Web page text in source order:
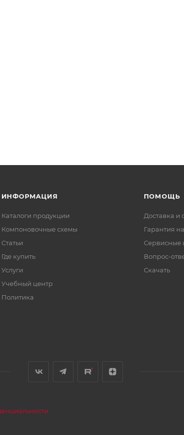
ИНФОРМАЦИЯ
Каталоги продукции
Компоновочные схемы
Статьи
Где купить
Услуги
Учебный центр
Политика
ПОМОЩЬ
Доставка и
Гарантия
Сервисные
Вопрос-
Скачать